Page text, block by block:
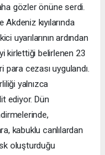
gözler önüne serdi.
kıyılarında
uyarılarının ardından
kirlettiği belirlenen 23
cezası uygulandı.
yalnızca
ediyor. Dün
kabuklu canlılardan
oluşturduğu